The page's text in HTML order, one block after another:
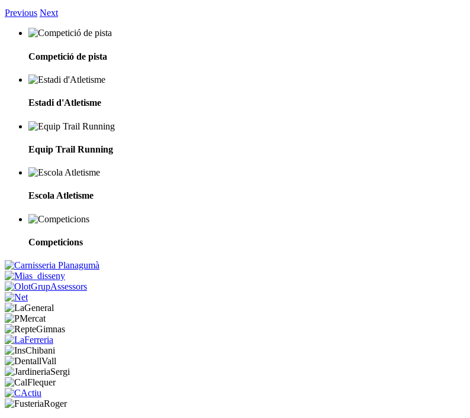
Previous Next
Competició de pista
Estadi d'Atletisme
Equip Trail Running
Escola Atletisme
Competicions